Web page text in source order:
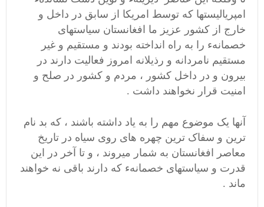
امپریالیستها که توسط امریکا از سابق در داخل و
خارج از کشور عزیز ما افغانستان سیاستهای
خصمانهء را به راه انداخته بودند و مستقیم و غیر
مستقیم نامردانه و رذیلانه امروز فعالیت دارند در
بیرون و در داخل کشور ، مردم و کشور در صلح و
امنیت قرار نخواهند داشت .
آنها یک موضوع مهم را به یاد داشته باشند ، که بد نام
ترین و سفاک ترین چهره های روی سیاه در تاریخ
معاصر افغانستان به شمار میروند ، و تا آخر در این
قدرت و سیاستهای خصمانهء که دارند باقی نه خواهند
ماند .